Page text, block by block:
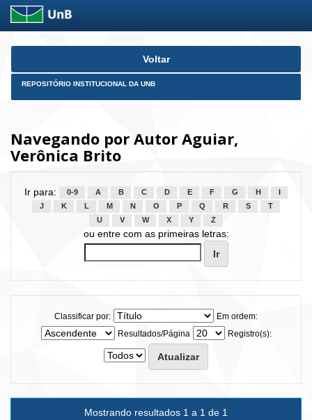
Skip
Voltar
REPOSITÓRIO INSTITUCIONAL DA UNB
Navegando por Autor Aguiar,
Verônica Brito
Ir para: 0-9 A B C D E F G H
J
K L M N O P Q R S
T
U
V W X Y Z
ou entre com as primeiras letras:
Classificar por:
Em ordem:
Resultados/Página
Registro(s):
Mostrando resultados 1 a 1 de 1